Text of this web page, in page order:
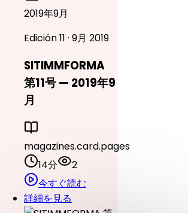
2019年9月
Edición 11 · 9月 2019
SITIMMFORMA
第11号 — 2019年9
月
magazines.card.pages
14分
2
今すぐ読む
詳細を見る